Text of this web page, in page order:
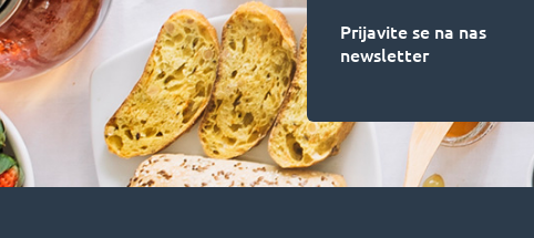
Prijavite se na nas
newsletter